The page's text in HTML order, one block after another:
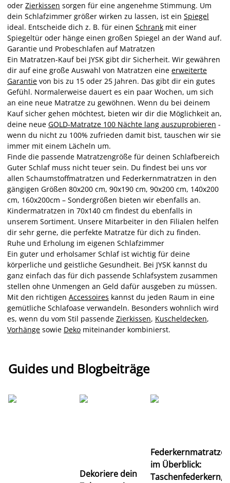
oder Zierkissen sorgen für eine angenehme Stimmung. Um
dein Schlafzimmer größer wirken zu lassen, ist ein Spiegel
ideal. Entscheide dich z. B. für einen Schrank mit einer
Spiegeltür oder hänge einen großen Spiegel an der Wand auf.
Garantie und Probeschlafen auf Matratzen
Ein Matratzen-Kauf bei JYSK gibt dir Sicherheit. Wir gewähren
dir auf eine große Auswahl von Matratzen eine erweiterte
Garantie von bis zu 15 oder 25 Jahren. Das gibt dir ein gutes
Gefühl. Normalerweise dauert es ein paar Wochen, um sich
an eine neue Matratze zu gewöhnen. Wenn du bei deinem
Kauf sicher gehen möchtest, bieten wir dir die Möglichkeit an,
deine neue GOLD-Matratze 100 Nächte lang auszuprobieren -
wenn du nicht zu 100% zufrieden damit bist, tauschen wir sie
immer mit einem Lächeln um.
Finde die passende Matratzengröße für deinen Schlafbereich
Guter Schlaf muss nicht teuer sein. Du findest bei uns vor
allen Schaumstoffmatratzen und Federkernmatratzen in den
gängigen Größen 80x200 cm, 90x190 cm, 90x200 cm, 140x200
cm, 160x200cm – Sondergrößen bieten wir ebenfalls an.
Kindermatratzen in 70x140 cm findest du ebenfalls in
unserem Sortiment. Unsere Mitarbeiter in den Filialen helfen
dir sehr gerne, die perfekte Matratze für dich zu finden.
Ruhe und Erholung im eigenen Schlafzimmer
Ein guter und erholsamer Schlaf ist wichtig für deine
körperliche und geistliche Gesundheit. Bei JYSK kannst du
ganz einfach das für dich passende Schlafsystem zusammen
stellen ohne Unmengen an Geld dafür ausgeben zu müssen.
Mit den richtigen Accessoires kannst du jeden Raum in eine
gemütliche Schlafoase verwandeln. Besonders wohnlich wird
es, wenn du vom Stil passende Zierkissen, Kuscheldecken,
Vorhänge sowie Deko miteinander kombinierst.
Guides und Blogbeiträge
Dekoriere dein
im Überblick:
Taschenfederkern,